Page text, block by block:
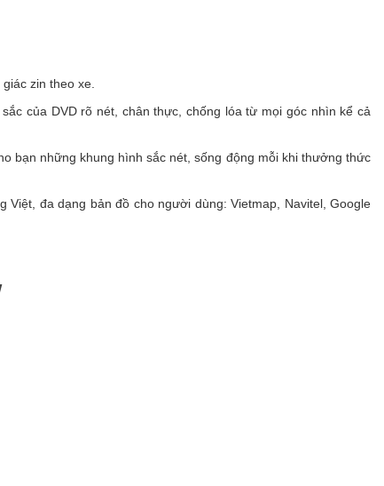
zin theo xe.
của DVD rõ nét, chân thực, chống lóa từ mọi góc nhìn kể cả
bạn những khung hình sắc nét, sống động mỗi khi thưởng thức
đa dạng bản đồ cho người dùng: Vietmap, Navitel, Google